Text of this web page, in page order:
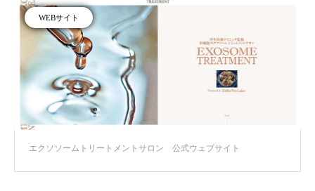
WEBサイト
エクソソームトリートメントサロン 公式ウェブサイト